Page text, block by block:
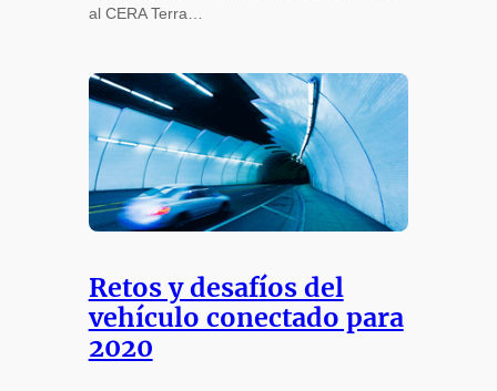
al CERA Terra…
Retos y desafíos del
vehículo conectado para
2020